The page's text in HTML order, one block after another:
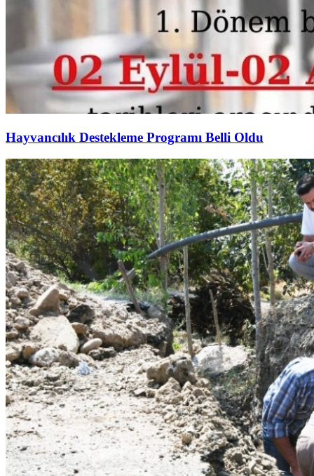
Hayvancılık Destekleme Programı Belli Oldu